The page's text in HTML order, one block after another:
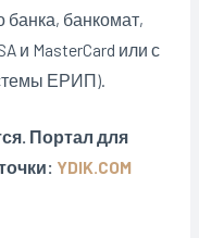
банка, банкомат,
и MasterCard или с
ЕРИП).
Портал для
YDIK.COM